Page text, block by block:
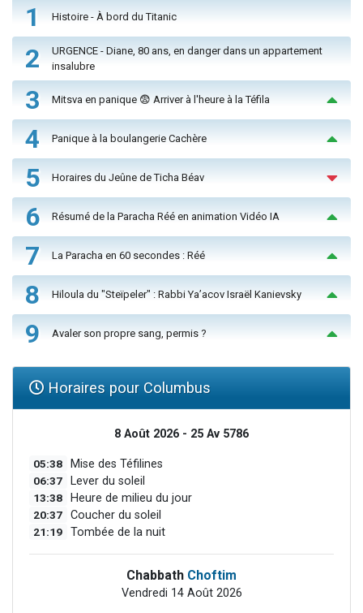
1 Histoire - À bord du Titanic
2
URGENCE - Diane, 80 ans, en danger dans un appartement
insalubre
3 Mitsva en panique 😨 Arriver à l'heure à la Téfila
4 Panique à la boulangerie Cachère
5 Horaires du Jeûne de Ticha Béav
6 Résumé de la Paracha Réé en animation Vidéo IA
7 La Paracha en 60 secondes : Réé
8 Hiloula du "Steïpeler" : Rabbi Ya’acov Israël Kanievsky
9 Avaler son propre sang, permis ?
Horaires pour Columbus
8 Août 2026 - 25 Av 5786
05:38 Mise des Téfilines
06:37 Lever du soleil
13:38 Heure de milieu du jour
20:37 Coucher du soleil
21:19 Tombée de la nuit
Chabbath Choftim
Vendredi 14 Août 2026